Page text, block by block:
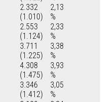
2.332
(1.010)
2,13
%
2.553
(1.124)
2,33
%
3.711
(1.225)
3,38
%
4.308
(1.475)
3,93
%
3.346
(1.412)
3,05
%